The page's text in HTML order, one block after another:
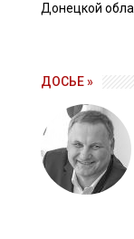
Донецкой
ДОСЬЕ »